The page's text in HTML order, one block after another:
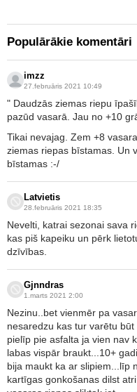
Populārākie komentāri
imzz
27.februāris 2021 10:49
" Daudzās ziemas riepu
pazūd vasarā. Jau no +10
Tikai nevajag. Zem +8
ziemas riepas bīstamas. Un
bīstamas :-/
Latvietis
28.februāris 2021 18:35
Nevelti, katrai sezonai sava
kas piš kapeiku un pērk
dzīvības.
Gjnndras
1.marts 2021 2:00
Nezinu..bet vienmēr pa
nesaredzu kas tur varētu
pielīp pie asfalta ja vien nav
labas vispār braukt...10+
bija maukt ka ar slipiem...līp
kartīgas gonkošanas dilst